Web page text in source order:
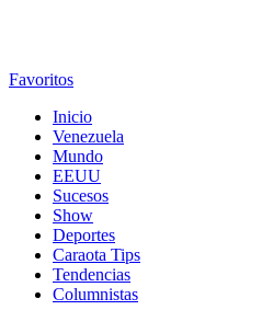
Favoritos
Inicio
Venezuela
Mundo
EEUU
Sucesos
Show
Deportes
Caraota Tips
Tendencias
Columnistas